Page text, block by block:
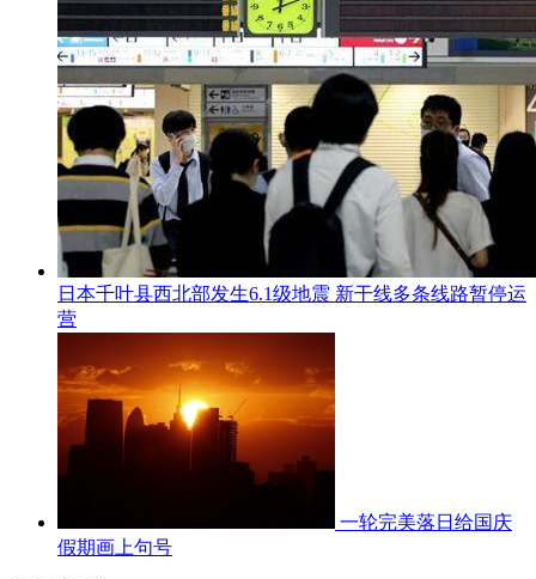
日本千叶县西北部发生6.1级地震 新干线多条线路暂停运
营
一轮完美落日给国庆
假期画上句号